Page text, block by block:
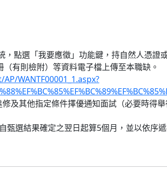
點選「我要應徵」功能鍵，持自然人憑
有則檢附）等資料電子檔上傳至本職缺。
WANTF00001_1.aspx?
及其他指定條件擇優通知面試（必要時得舉
甄選結果確定之翌日起算5個月，並以依序